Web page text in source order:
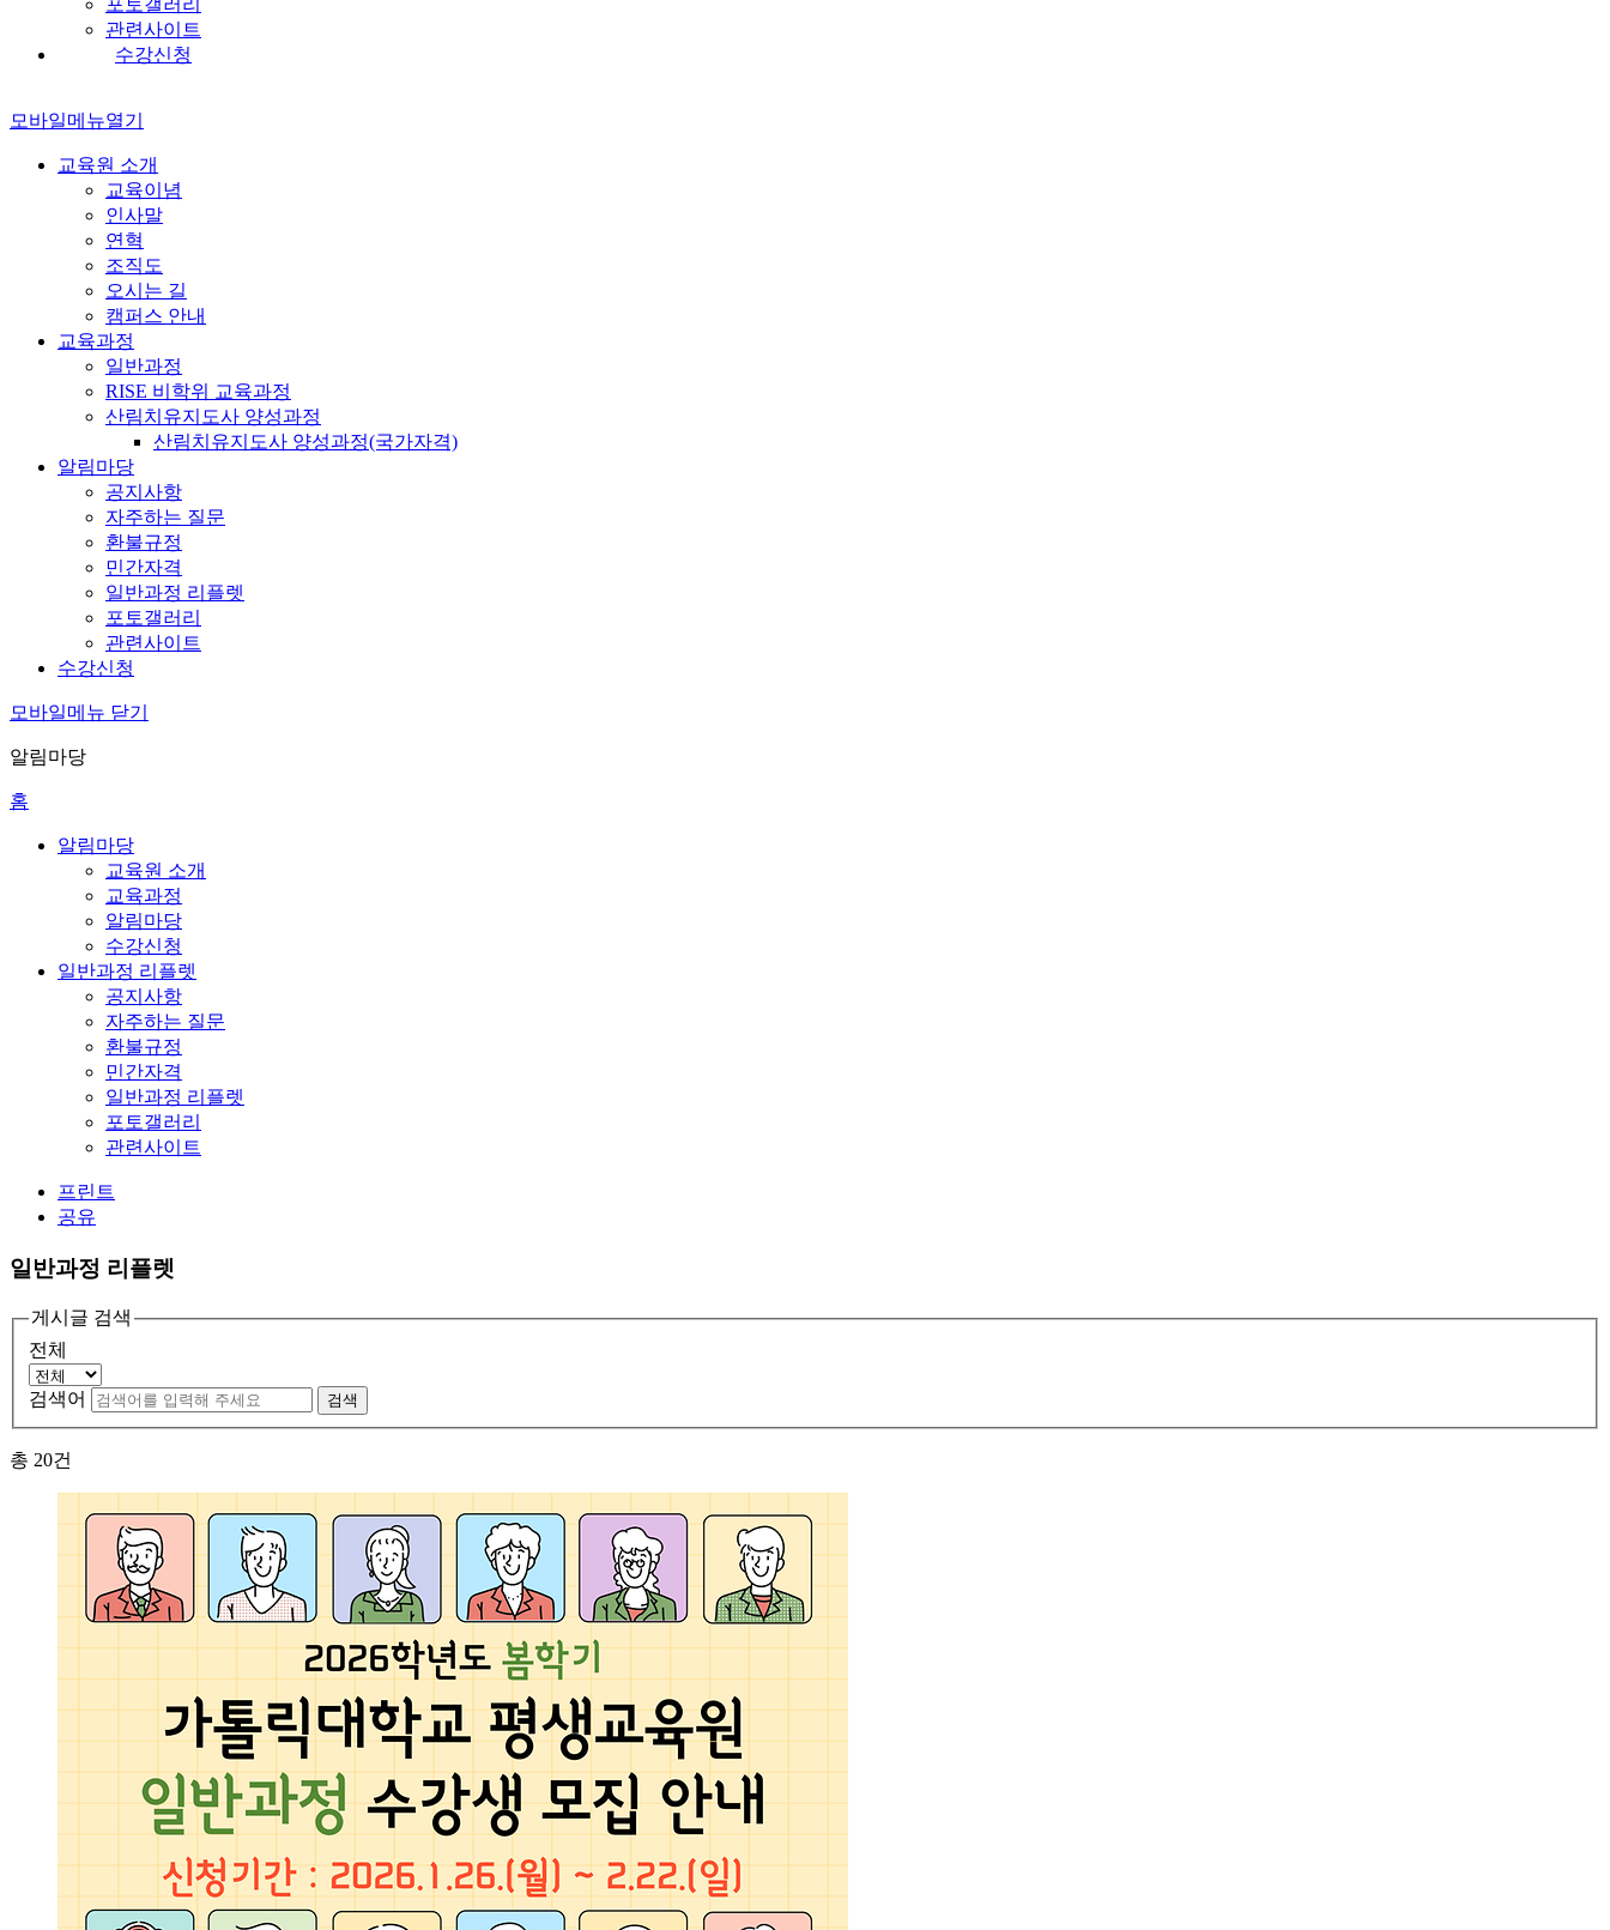
관련사이트
수강신청
모바일메뉴열기
교육원 소개
교육이념
인사말
연혁
조직도
오시는 길
캠퍼스 안내
교육과정
일반과정
RISE 비학위 교육과정
산림치유지도사 양성과정
산림치유지도사 양성과정(국가자격)
알림마당
공지사항
자주하는 질문
환불규정
민간자격
일반과정 리플렛
포토갤러리
관련사이트
수강신청
모바일메뉴 닫기
알림마당
홈
알림마당
교육원 소개
교육과정
알림마당
수강신청
일반과정 리플렛
공지사항
자주하는 질문
환불규정
민간자격
일반과정 리플렛
포토갤러리
관련사이트
프린트
공유
일반과정 리플렛
게시글 검색
전체
검색어 검색
총 20건